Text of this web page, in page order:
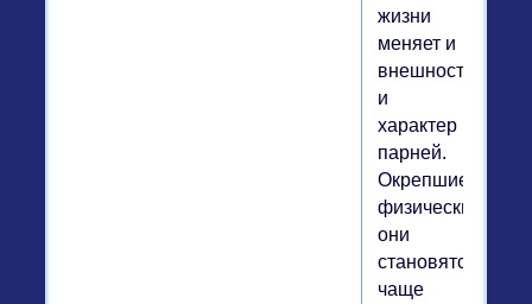
жизни
меняет и
внешность,
и
характер
парней.
Окрепшие
физически
они
становятся,
чаще